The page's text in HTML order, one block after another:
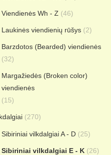
Viendienės Wh - Z (46)
Laukinės viendienių rūšys (2)
Barzdotos (Bearded) viendienės
(32)
Margažiedės (Broken color)
viendienės
(15)
(270)
Sibiriniai vilkdalgiai A - D (25)
Sibiriniai vilkdalgiai E - K (26)